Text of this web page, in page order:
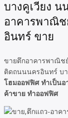
บางคูเวียง น
อาคารพาณิ
อินทร์ ขาย
ขายตึกอาคารพาณิช
ติดถนนนครอินทร์ บา
โฮมออฟฟิศ ทำเป็นอ
ค้าขาย ทำออฟฟิศ